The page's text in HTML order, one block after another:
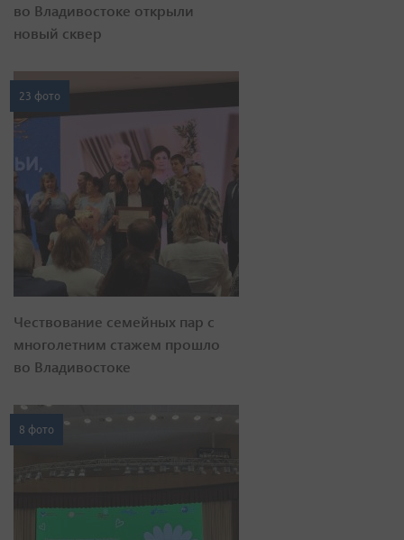
во Владивостоке открыли
новый сквер
23 фото
Чествование семейных пар с
многолетним стажем прошло
во Владивостоке
8 фото